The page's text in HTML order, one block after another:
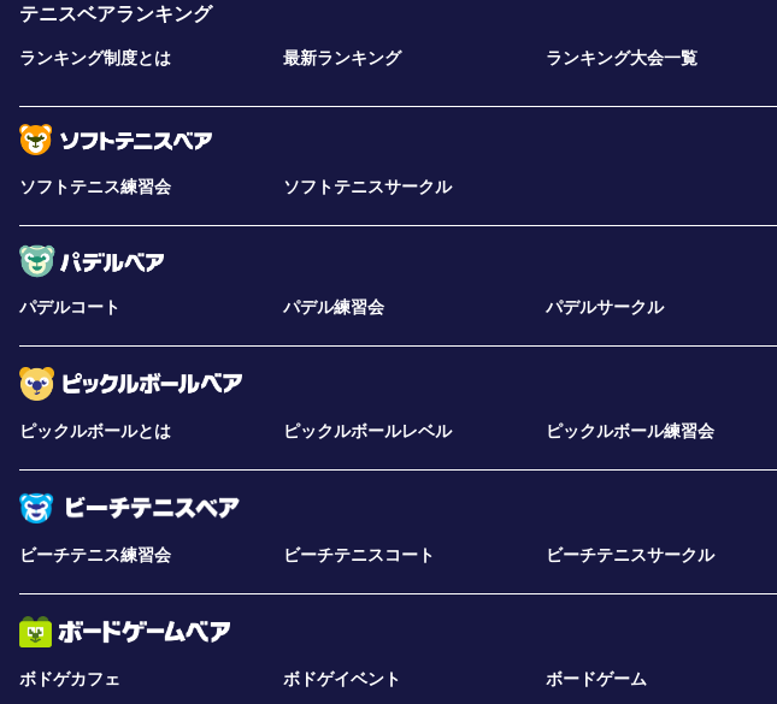
テニスベアランキング
ランキング制度とは 最新ランキング ランキング大会一覧
ソフトテニス練習会 ソフトテニスサークル
パデルコート パデル練習会 パデルサークル
ピックルボールとは ピックルボールレベル ピックルボール練習会
ビーチテニス練習会 ビーチテニスコート ビーチテニスサークル
ボドゲカフェ ボドゲイベント ボードゲーム